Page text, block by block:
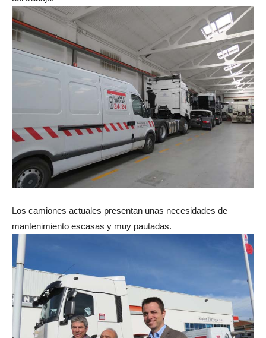
Los camiones actuales presentan unas necesidades de
mantenimiento escasas y muy pautadas.